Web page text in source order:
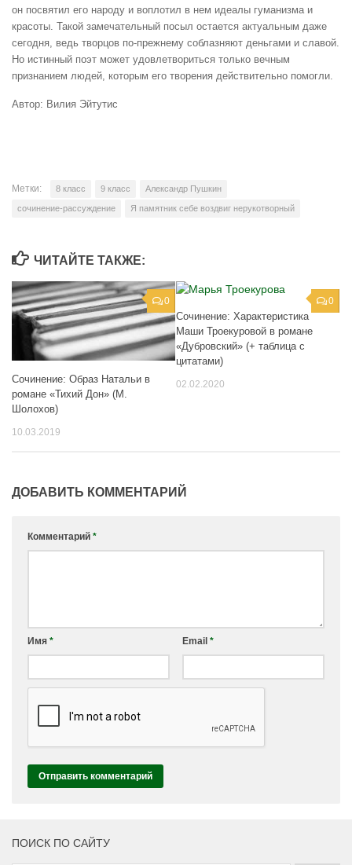
он посвятил его народу и воплотил в нем идеалы гуманизма и
красоты. Такой замечательный посыл остается актуальным даже
сегодня, ведь творцов по-прежнему соблазняют деньгами и славой.
Но истинный поэт может удовлетвориться только вечным
признанием людей, которым его творения действительно помогли.
Автор: Вилия Эйтутис
Метки: 8 класс 9 класс Александр Пушкин
сочинение-рассуждение Я памятник себе воздвиг нерукотворный
ЧИТАЙТЕ ТАКЖЕ:
0
Сочинение: Образ Натальи в
романе «Тихий Дон» (М.
Шолохов)
10.03.2019
0
Сочинение: Характеристика
Маши Троекуровой в романе
«Дубровский» (+ таблица с
цитатами)
02.02.2020
ДОБАВИТЬ КОММЕНТАРИЙ
Комментарий *
Имя * Email *
ПОИСК ПО САЙТУ